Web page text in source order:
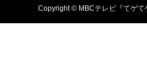
Copyright © MBCテレビ『てゲて